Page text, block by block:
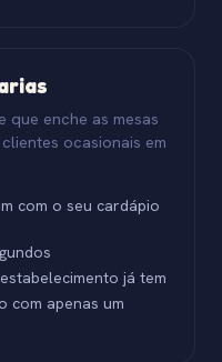
enche as mesas
ocasionais em
com o seu cardápio
já tem
com apenas um